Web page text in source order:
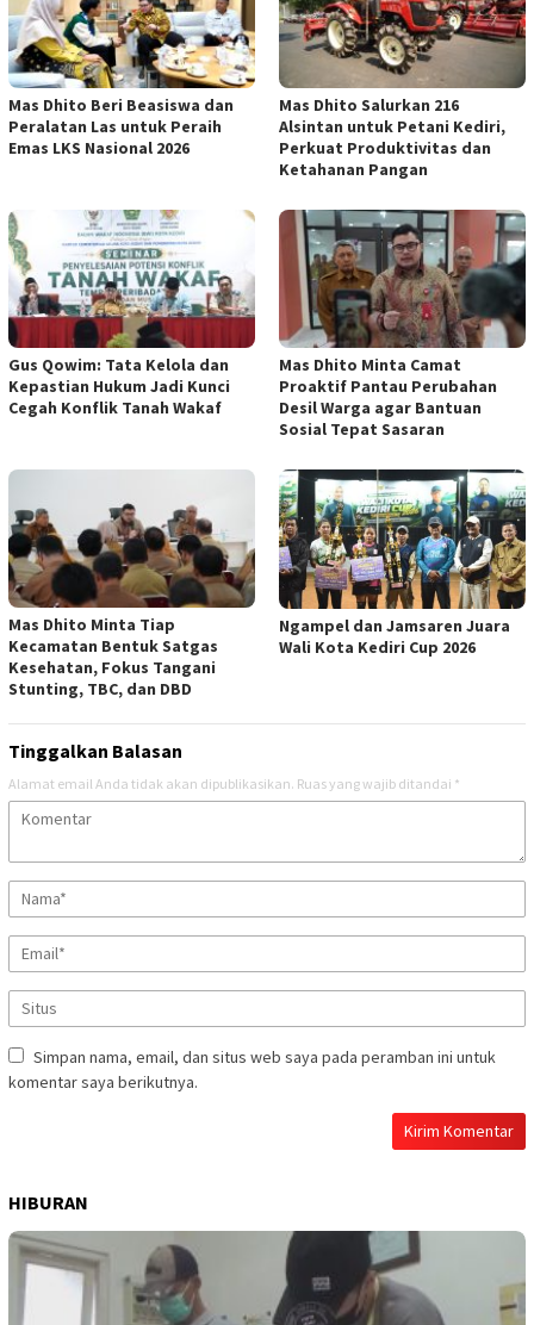
Mas Dhito Beri Beasiswa dan
Peralatan Las untuk Peraih
Emas LKS Nasional 2026
Mas Dhito Salurkan 216
Alsintan untuk Petani Kediri,
Perkuat Produktivitas dan
Ketahanan Pangan
Gus Qowim: Tata Kelola dan
Kepastian Hukum Jadi Kunci
Cegah Konflik Tanah Wakaf
Mas Dhito Minta Camat
Proaktif Pantau Perubahan
Desil Warga agar Bantuan
Sosial Tepat Sasaran
Mas Dhito Minta Tiap
Kecamatan Bentuk Satgas
Kesehatan, Fokus Tangani
Stunting, TBC, dan DBD
Ngampel dan Jamsaren Juara
Wali Kota Kediri Cup 2026
Tinggalkan Balasan
Alamat email Anda tidak akan dipublikasikan. Ruas yang wajib ditandai *
Simpan nama, email, dan situs web saya pada peramban ini untuk
komentar saya berikutnya.
HIBURAN